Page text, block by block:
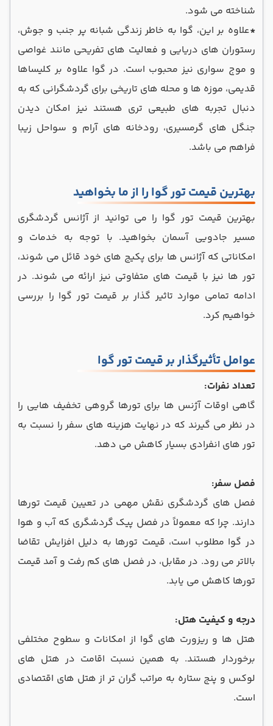
شناخته می ‌شود.
*علاوه بر این، گوا به خاطر زندگی شبانه پر جنب ‌و جوش،
رستوران‌ های دریایی و فعالیت‌ های تفریحی مانند غواصی
و موج‌ سواری نیز محبوب است. در گوا علاوه بر کلیساها
قدیمی، موزه‌ ها و محله ‌های تاریخی برای گردشگرانی که به
دنبال تجربه‌ های طبیعی‌ تری هستند نیز امکان دیدن
جنگل ‌های گرمسیری، رودخانه ‌های آرام و سواحل زیبا
فراهم می باشد.
بهترین قیمت تور گوا را از ما بخواهید
بهترین قیمت تور گوا را می توانید از آژانس گردشگری
مسیر جادویی آسمان بخواهید. با توجه به خدمات و
امکاناتی که آژانس ها برای پکیج های خود قائل می شوند،
تور ها نیز با قیمت های متفاوتی نیز ارائه می شوند. در
ادامه تمامی موارد تاثیر گذار بر قیمت تور گوا را بررسی
خواهیم کرد.
عوامل تأثیرگذار بر قیمت تور گوا
تعداد نفرات:
گاهی اوقات آژنس ها برای تورها گروهی تخفیف‌ هایی را
در نظر می ‌گیرند که در نهایت هزینه های سفر را نسبت به
تور های انفرادی بسیار کاهش می دهد.
فصل سفر:
فصل ‌های گردشگری نقش مهمی در تعیین قیمت تورها
دارند. چرا که معمولاً در فصل پیک گردشگری که آب‌ و هوا
در گوا مطلوب است، قیمت تورها به دلیل افزایش تقاضا
بالاتر می ‌رود. در مقابل، در فصل ‌های کم‌ رفت‌ و آمد قیمت
تورها کاهش می‌ یابد.
درجه و کیفیت هتل:
هتل ‌ها و ریزورت ‌های گوا از امکانات و سطوح مختلفی
برخوردار هستند. به همین نسبت اقامت در هتل‌ های
لوکس و پنج‌ ستاره به مراتب گران ‌تر از هتل‌ های اقتصادی
است.